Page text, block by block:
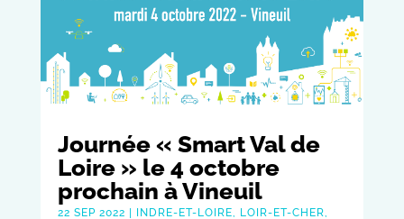
Journée « Smart Val de
Loire » le 4 octobre
prochain à Vineuil
22 SEP 2022 | INDRE-ET-LOIRE LOIR-ET-CHER